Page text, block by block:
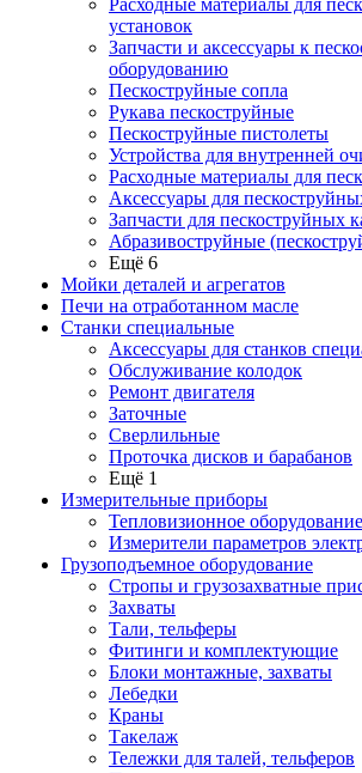
Расходные материалы для
установок
Запчасти и аксессуары к
оборудованию
Пескоструйные сопла
Рукава пескоструйные
Пескоструйные пистолеты
Устройства для внутренней
Расходные материалы для
Аксессуары для
Запчасти для пескоструйных
Абразивоструйные
Ещё 6
Мойки деталей и агрегатов
Печи на отработанном масле
Станки специальные
Аксессуары для станков
Обслуживание колодок
Ремонт двигателя
Заточные
Сверлильные
Проточка дисков и барабанов
Ещё 1
Измерительные приборы
Тепловизионное оборудование
Измерители параметров
Грузоподъемное оборудование
Стропы и грузозахватные
Захваты
Тали, тельферы
Фитинги и комплектующие
Блоки монтажные, захваты
Лебедки
Краны
Такелаж
Тележки для талей, тельферов